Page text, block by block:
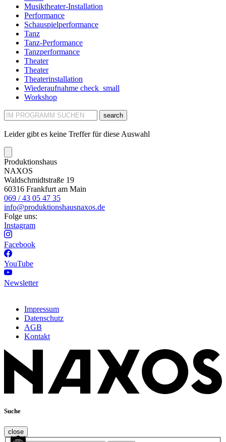
Musiktheater-Installation
Performance
Schauspielperformance
Tanz
Tanz-Performance
Tanzperformance
Theater
Theater
Theaterinstallation
Wiederaufnahme check_small
Workshop
search
Leider gibt es keine Treffer für diese Auswahl
Produktionshaus
NAXOS
Waldschmidtstraße 19
60316 Frankfurt am Main
069 / 43 05 47 35
info@produktionshausnaxos.de
Folge uns:
Instagram
Facebook
YouTube
Newsletter
Impressum
Datenschutz
AGB
Kontakt
Suche
close